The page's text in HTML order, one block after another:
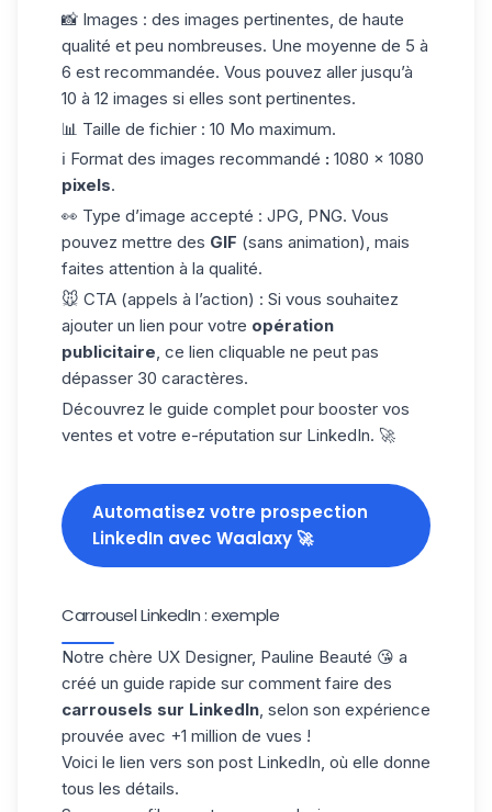
📸 Images : des images pertinentes, de haute
qualité et peu nombreuses. Une moyenne de 5 à
6 est recommandée. Vous pouvez aller jusqu’à
10 à 12 images si elles sont pertinentes.
📊 Taille de fichier : 10 Mo maximum.
ℹ Format des images recommandé : 1080 x 1080
pixels.
👀 Type d’image accepté : JPG, PNG. Vous
pouvez mettre des GIF (sans animation), mais
faites attention à la qualité.
🐭 CTA (appels à l’action) : Si vous souhaitez
ajouter un lien pour votre opération
publicitaire , ce lien cliquable ne peut pas
dépasser 30 caractères.
Découvrez le guide complet pour booster vos
ventes et votre e-réputation sur LinkedIn. 🚀
Automatisez votre prospection
LinkedIn avec Waalaxy 🚀
Carrousel LinkedIn : exemple
Notre chère UX Designer, Pauline Beauté 😘 a
créé un guide rapide sur comment faire des
carrousels sur LinkedIn , selon son expérience
prouvée avec +1 million de vues !
Voici le lien vers son post LinkedIn , où elle donne
tous les détails.